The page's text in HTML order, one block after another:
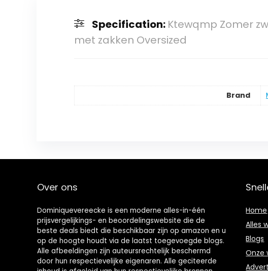
Specification: Ktewqmp Zomer
met zakken Oversized
Brand
Over ons
Dominiquevereecke is een moderne alles-in-één
prijsvergelijkings- en beoordelingswebsite die de
beste deals biedt die beschikbaar zijn op amazon en u
op de hoogte houdt via de laatst toegevoegde blogs.
Alle afbeeldingen zijn auteursrechtelijk beschermd
door hun respectievelijke eigenaren. Alle geciteerde
Home
Alles
Blogs
Onze